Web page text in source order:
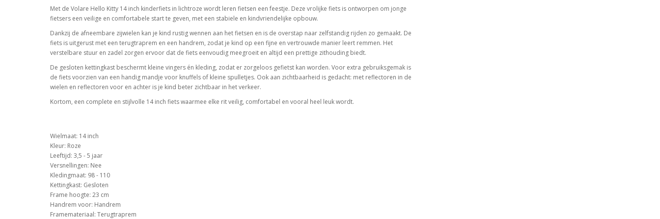
Met de Volare Hello Kitty 14 inch kinderfiets in lichtroze wordt leren fietsen een feestje. Deze vrolijke fiets is ontworpen om jonge
fietsers een veilige en comfortabele start te geven, met een stabiele en kindvriendelijke opbouw.
Dankzij de afneembare zijwielen kan je kind rustig wennen aan het fietsen en is de overstap naar zelfstandig rijden zo gemaakt. De
fiets is uitgerust met een terugtraprem en een handrem, zodat je kind op een fijne en vertrouwde manier leert remmen. Het
verstelbare stuur en zadel zorgen ervoor dat de fiets eenvoudig meegroeit en altijd een prettige zithouding biedt.
De gesloten kettingkast beschermt kleine vingers én kleding, zodat er zorgeloos gefietst kan worden. Voor extra gebruiksgemak is
de fiets voorzien van een handig mandje voor knuffels of kleine spulletjes. Ook aan zichtbaarheid is gedacht: met reflectoren in de
wielen en reflectoren voor en achter is je kind beter zichtbaar in het verkeer.
Kortom, een complete en stijlvolle 14 inch fiets waarmee elke rit veilig, comfortabel en vooral heel leuk wordt.
Wielmaat: 14 inch
Kleur: Roze
Leeftijd: 3,5 - 5 jaar
Versnellingen: Nee
Kledingmaat: 98 - 110
Kettingkast: Gesloten
Frame hoogte: 23 cm
Handrem voor: Handrem
Framemateriaal: Terugtraprem